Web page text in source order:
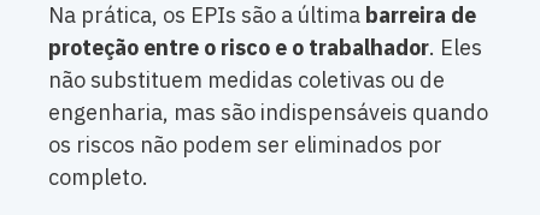
Na prática, os EPIs são a última barreira de
proteção entre o risco e o trabalhador. Eles
não substituem medidas coletivas ou de
engenharia, mas são indispensáveis quando
os riscos não podem ser eliminados por
completo.